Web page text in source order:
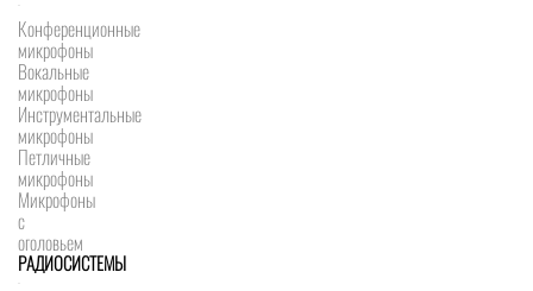
Конференционные
микрофоны
Вокальные
микрофоны
Инструментальные
микрофоны
Петличные
микрофоны
Микрофоны
с
оголовьем
РАДИОСИСТЕМЫ